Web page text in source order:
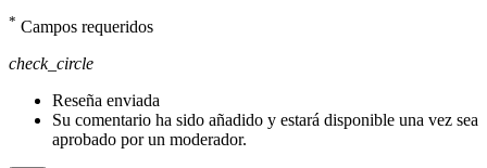
* Campos requeridos
check_circle
Reseña enviada
Su comentario ha sido añadido y estará disponible una vez sea
aprobado por un moderador.